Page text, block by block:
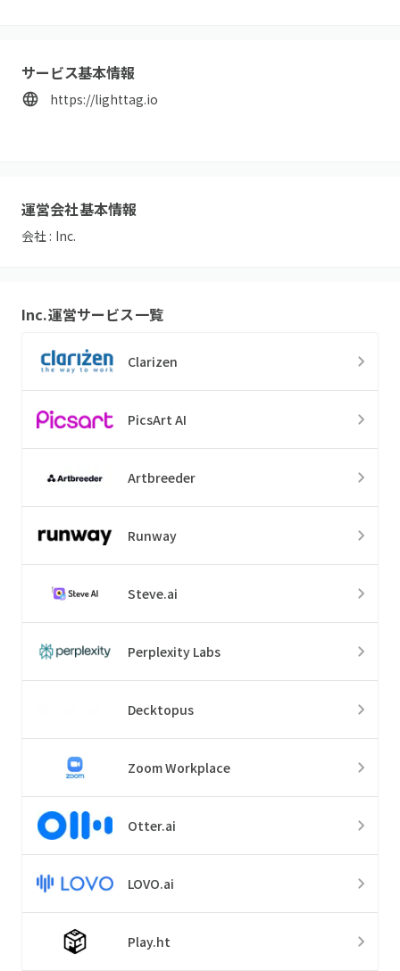
サービス基本情報
https://lighttag.io
運営会社基本情報
会社 : Inc.
Inc.運営サービス一覧
Clarizen
PicsArt AI
Artbreeder
Runway
Steve.ai
Perplexity Labs
Decktopus
Zoom Workplace
Otter.ai
LOVO.ai
Play.ht